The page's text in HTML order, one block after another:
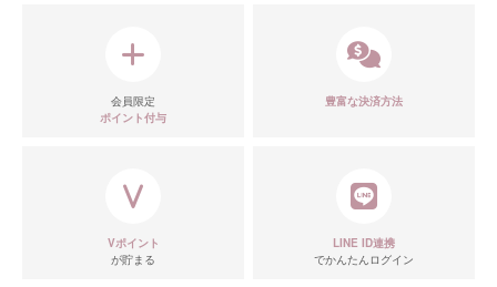
会員限定
ポイント付与
豊富な決済方法
Vポイント
が貯まる
LINE ID連携
でかんたんログイン